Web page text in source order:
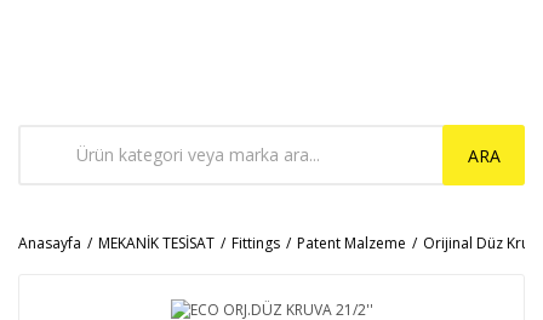
ARA
Anasayfa MEKANİK TESİSAT Fittings Patent Malzeme Orijinal Düz